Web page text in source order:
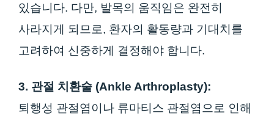
있습니다. 다만, 발목의 움직임은 완전히
사라지게 되므로, 환자의 활동량과 기대치를
고려하여 신중하게 결정해야 합니다.
3. 관절 치환술 (Ankle Arthroplasty):
퇴행성 관절염이나 류마티스 관절염으로 인해